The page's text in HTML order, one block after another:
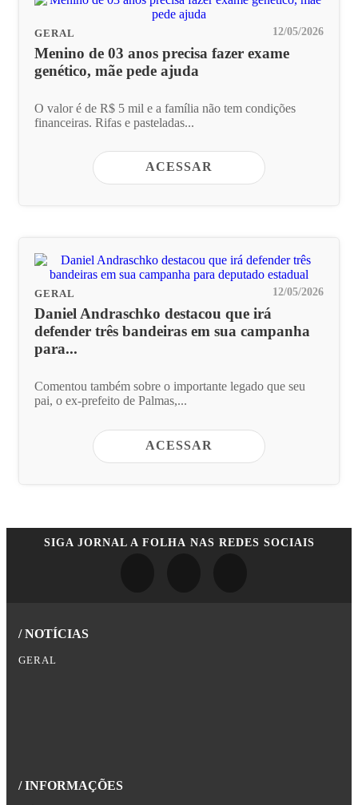
GERAL 12/05/2026
Menino de 03 anos precisa fazer exame
genético, mãe pede ajuda
O valor é de R$ 5 mil e a família não tem condições
financeiras. Rifas e pasteladas...
ACESSAR
GERAL 12/05/2026
Daniel Andraschko destacou que irá
defender três bandeiras em sua campanha
para...
Comentou também sobre o importante legado que seu
pai, o ex-prefeito de Palmas,...
ACESSAR
SIGA JORNAL A FOLHA NAS REDES SOCIAIS
/ NOTÍCIAS
GERAL
/ INFORMAÇÕES